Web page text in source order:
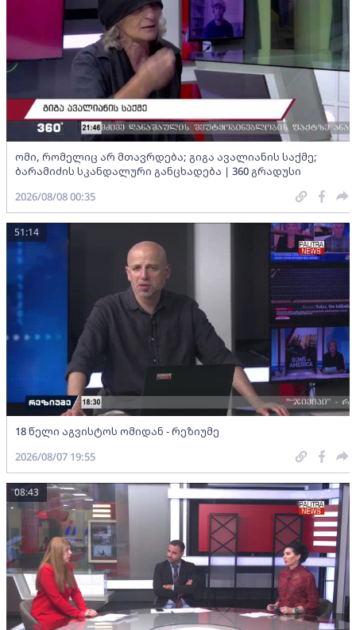
ომი, რომელიც არ მთავრდება; გიგა ავალიანის საქმე;
ბარამიძის სკანდალური განცხადება | 360 გრადუსი
2026/08/08 00:35
18 წელი აგვისტოს ომიდან - რეზიუმე
51:14
2026/08/07 19:55
08:43